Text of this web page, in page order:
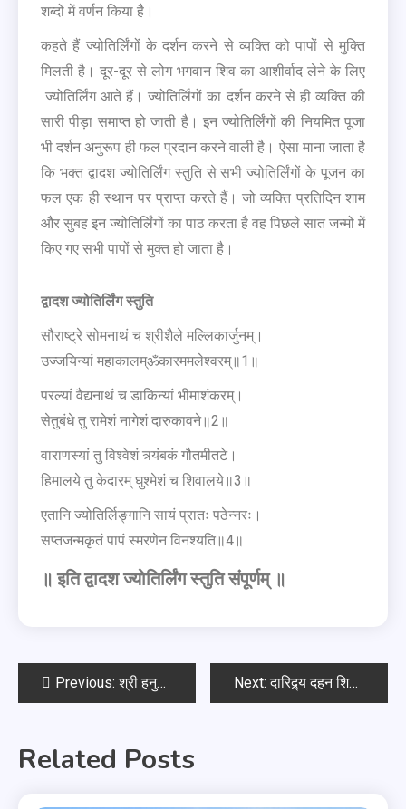
शब्दों में वर्णन किया है।
कहते हैं ज्योतिर्लिंगों के दर्शन करने से व्यक्ति को पापों से मुक्ति
मिलती है। दूर-दूर से लोग भगवान शिव का आशीर्वाद लेने के लिए
ज्योतिर्लिंग आते हैं। ज्योतिर्लिंगों का दर्शन करने से ही व्यक्ति की
सारी पीड़ा समाप्त हो जाती है। इन ज्योतिर्लिंगों की नियमित पूजा
भी दर्शन अनुरूप ही फल प्रदान करने वाली है। ऐसा माना जाता है
कि भक्त द्वादश ज्योतिर्लिंग स्तुति से सभी ज्योतिर्लिंगों के पूजन का
फल एक ही स्थान पर प्राप्त करते हैं। जो व्यक्ति प्रतिदिन शाम
और सुबह इन ज्योतिर्लिंगों का पाठ करता है वह पिछले सात जन्मों में
किए गए सभी पापों से मुक्त हो जाता है।
द्वादश ज्योतिर्लिंग स्तुति
सौराष्ट्रे सोमनाथं च श्रीशैले मल्लिकार्जुनम्।
उज्जयिन्यां महाकालम्ॐकारममलेश्वरम्॥1॥
परल्यां वैद्यनाथं च डाकिन्यां भीमाशंकरम्।
सेतुबंधे तु रामेशं नागेशं दारुकावने॥2॥
वाराणस्यां तु विश्वेशं त्र्यंबकं गौतमीतटे।
हिमालये तु केदारम् घुश्मेशं च शिवालये॥3॥
एतानि ज्योतिर्लिङ्गानि सायं प्रातः पठेन्नरः।
सप्तजन्मकृतं पापं स्मरणेन विनश्यति॥4॥
॥ इति द्वादश ज्योतिर्लिंग स्तुति संपूर्णम्‌ ॥
Previous: श्री हनुमान द्वादश नाम स्तोत्र Next: दारिद्र्य दहन शिव स्तोत्र
Related Posts